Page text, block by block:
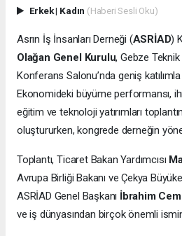
Erkek| Kadın (Haberi Sesli Oku)
Asrın İş İnsanları Derneği (ASRİAD)
Olağan Genel Kurulu, Gebze
Konferans Salonu’nda geniş
Ekonomideki büyüme performansı,
eğitim ve teknoloji yatırımları
oluştururken, kongrede derneğin
Toplantı, Ticaret Bakan Yardımcısı
Avrupa Birliği Bakanı ve Çekya
ASRİAD Genel Başkanı İbrahim
ve iş dünyasından birçok önemli ismin